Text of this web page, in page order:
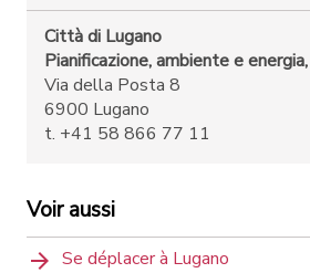
Città di Lugano
Pianificazione, ambiente e
Via della Posta 8
6900 Lugano
t. +41 58 866 77 11
Voir aussi
Se déplacer à Lugano